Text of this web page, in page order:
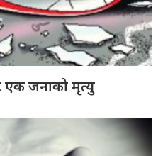
एक जनाको मृत्यु